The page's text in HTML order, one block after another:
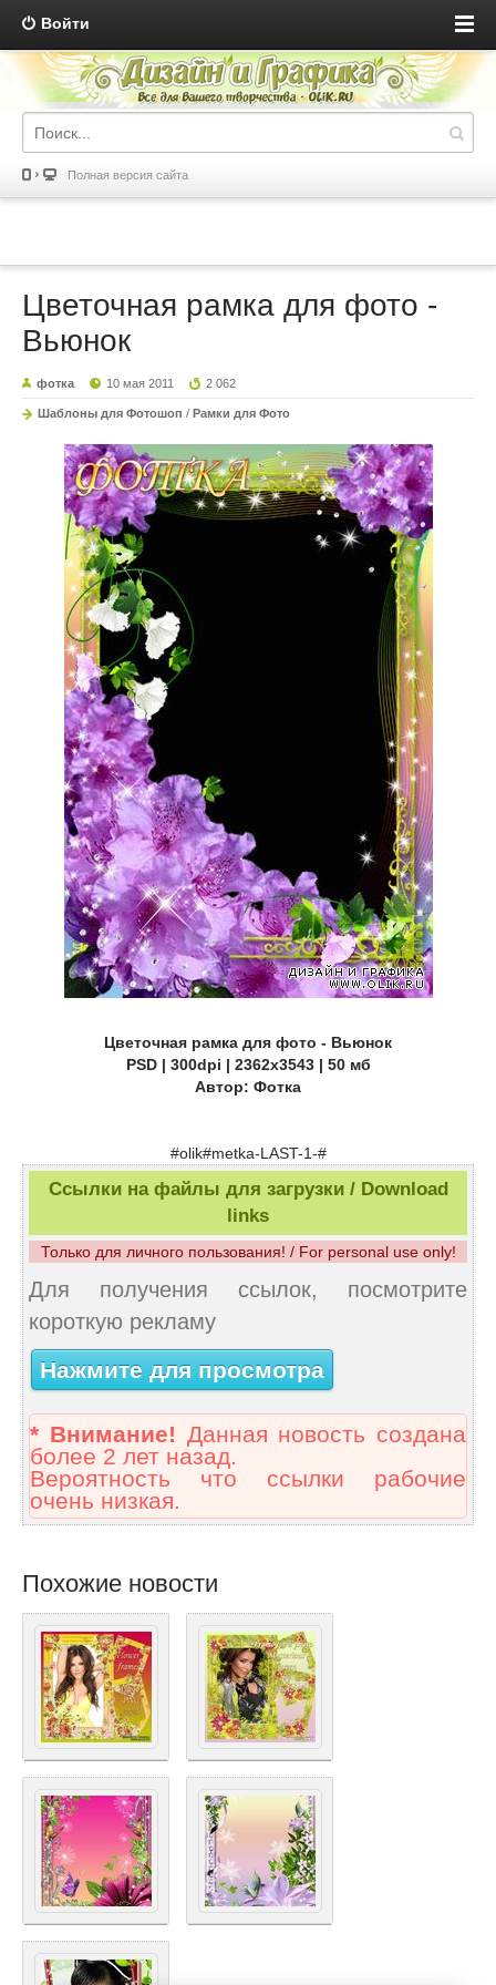
Войти
Полная версия сайта
Цветочная рамка для фото -
Вьюнок
фотка 10 мая 2011 2 062
Шаблоны для Фотошоп / Рамки для Фото
Цветочная рамка для фото - Вьюнок
PSD | 300dpi | 2362x3543 | 50 мб
Автор: Фотка
#olik#metka-LAST-1-#
Ссылки на файлы для загрузки / Download
links
Только для личного пользования! / For personal use only!
Для получения ссылок, посмотрите
короткую рекламу
Нажмите для просмотра
* Внимание! Данная новость создана
более 2 лет назад.
Вероятность что ссылки рабочие
очень низкая.
Похожие новости